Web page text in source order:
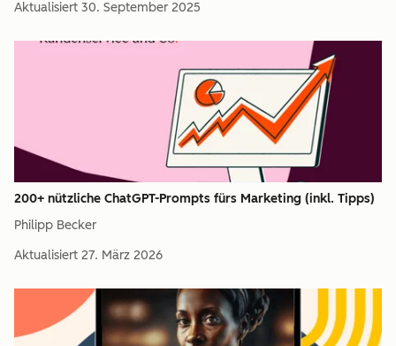
Aktualisiert 30. September 2025
200+ nützliche ChatGPT-Prompts fürs Marketing (inkl. Tipps)
Philipp Becker
Aktualisiert 27. März 2026